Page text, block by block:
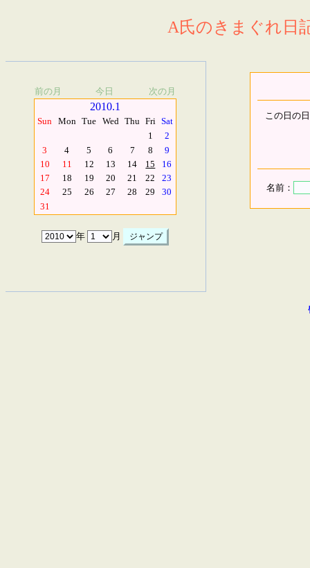
A氏のきまぐれ日
前の月 今日 次の月
2010.1
Sun Mon Tue Wed Thu Fri Sat
1
2
3
4 5 6 7 8
9
10
11 12 13 14 15
16
17
18 19 20 21 22
23
24
25 26 27 28 29
30
31
年 月
この日の
名前：